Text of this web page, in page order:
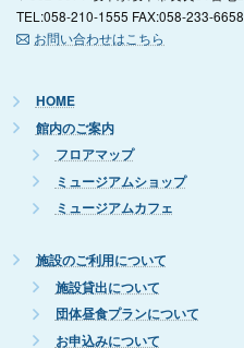
TEL:058-210-1555 FAX:058-233-6658
お問い合わせはこちら
HOME
館内のご案内
フロアマップ
ミュージアムショップ
ミュージアムカフェ
施設のご利用について
施設貸出について
団体昼食プランについて
お申込みについて